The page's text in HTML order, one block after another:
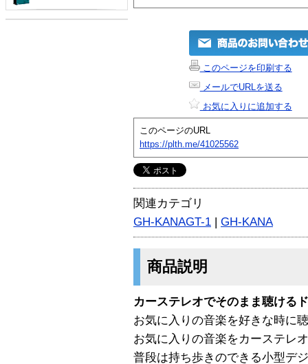
このページを印刷する
メールでURLを送る
お気に入りに追加する
このページのURL
https://plth.me/41025562
関連カテゴリ
GH-KANAGT-1 | GH-KANA
商品説明
カーステレオでそのまま聴ける
お気に入りの音楽を好きな時に
お気に入りの音楽をカーステレ
普段は持ち歩きのできる小型デ